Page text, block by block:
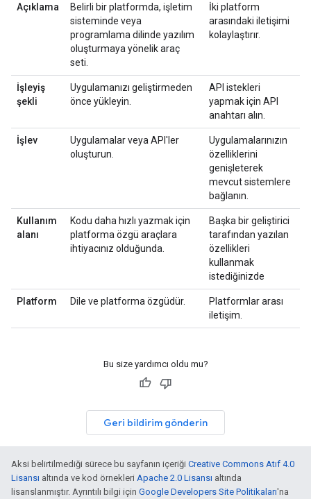
Açıklama
Belirli bir platformda, işletim
sisteminde veya
programlama dilinde yazılım
oluşturmaya yönelik araç
seti.
İki platform
arasındaki iletişimi
kolaylaştırır.
İşleyiş
şekli
Uygulamanızı geliştirmeden
önce yükleyin.
API istekleri
yapmak için API
anahtarı alın.
İşlev
Uygulamalar veya API'ler
oluşturun.
Uygulamalarınızın
özelliklerini
genişleterek
mevcut sistemlere
bağlanın.
Kullanım
alanı
Kodu daha hızlı yazmak için
platforma özgü araçlara
ihtiyacınız olduğunda.
Başka bir geliştirici
tarafından yazılan
özellikleri
kullanmak
istediğinizde
Platform Dile ve platforma özgüdür.
Platformlar arası
iletişim.
Bu size yardımcı oldu mu?
Geri bildirim gönderin
Aksi belirtilmediği sürece bu sayfanın içeriği Creative Commons Atıf 4.0
Lisansı altında ve kod örnekleri Apache 2.0 Lisansı altında
lisanslanmıştır. Ayrıntılı bilgi için Google Developers Site Politikaları'na